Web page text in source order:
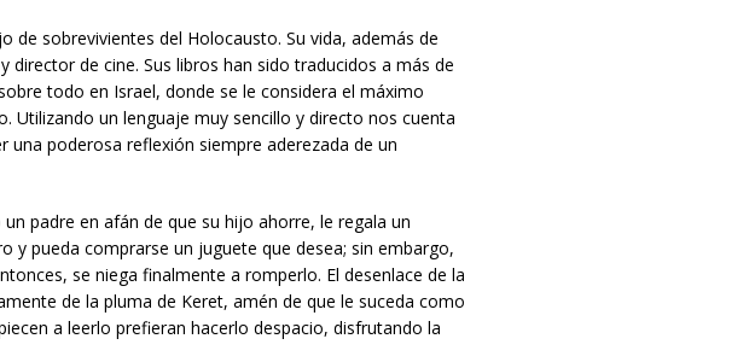
de sobrevivientes del Holocausto. Su vida, además de
de cine. Sus libros han sido traducidos a más de
todo en Israel, donde se le considera el máximo
Utilizando un lenguaje muy sencillo y directo nos cuenta
poderosa reflexión siempre aderezada de un
padre en afán de que su hijo ahorre, le regala un
y pueda comprarse un juguete que desea; sin embargo,
se niega finalmente a romperlo. El desenlace de la
de la pluma de Keret, amén de que le suceda como
a leerlo prefieran hacerlo despacio, disfrutando la